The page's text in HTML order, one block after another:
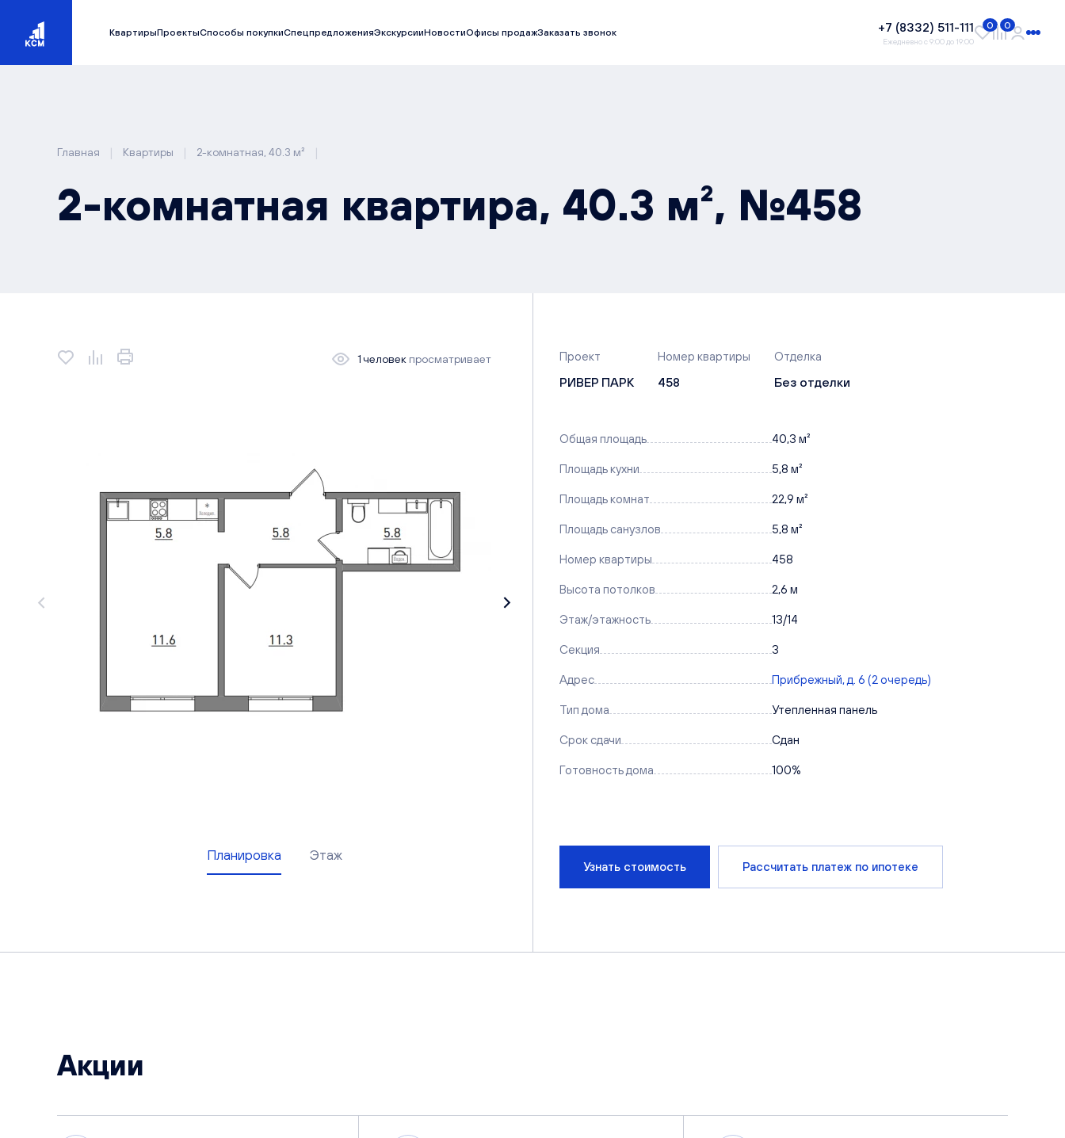
КвартирыПроектыСпособы покупкиСпецпредложенияЭкскурсииНовостиОфисы продажЗаказать звонок +7 (8332) 511-111
Ежедневно с 9:00 до 19:00
0 0
Главная | Квартиры | 2-комнатная, 40.3 м² |
2-комнатная квартира, 40.3 м², №458
1 человек просматривает
Планировка Этаж
Проект
РИВЕР ПАРК
Номер квартиры
458
Отделка
Без отделки
Общая площадь 40,3 м²
Площадь кухни 5,8 м²
Площадь комнат 22,9 м²
Площадь санузлов 5,8 м²
Номер квартиры 458
Высота потолков 2,6 м
Этаж/этажность 13/14
Секция 3
Адрес Прибрежный, д. 6 (2 очередь)
Тип дома Утепленная панель
Срок сдачи Сдан
Готовность дома 100%
Узнать стоимость Рассчитать платеж по ипотеке
Акции